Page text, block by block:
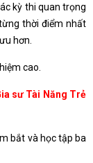
kỳ thi quan trọng
thời điểm nhất
hơn.
cao.
sư Tài Năng Trẻ
bắt và học tập ba